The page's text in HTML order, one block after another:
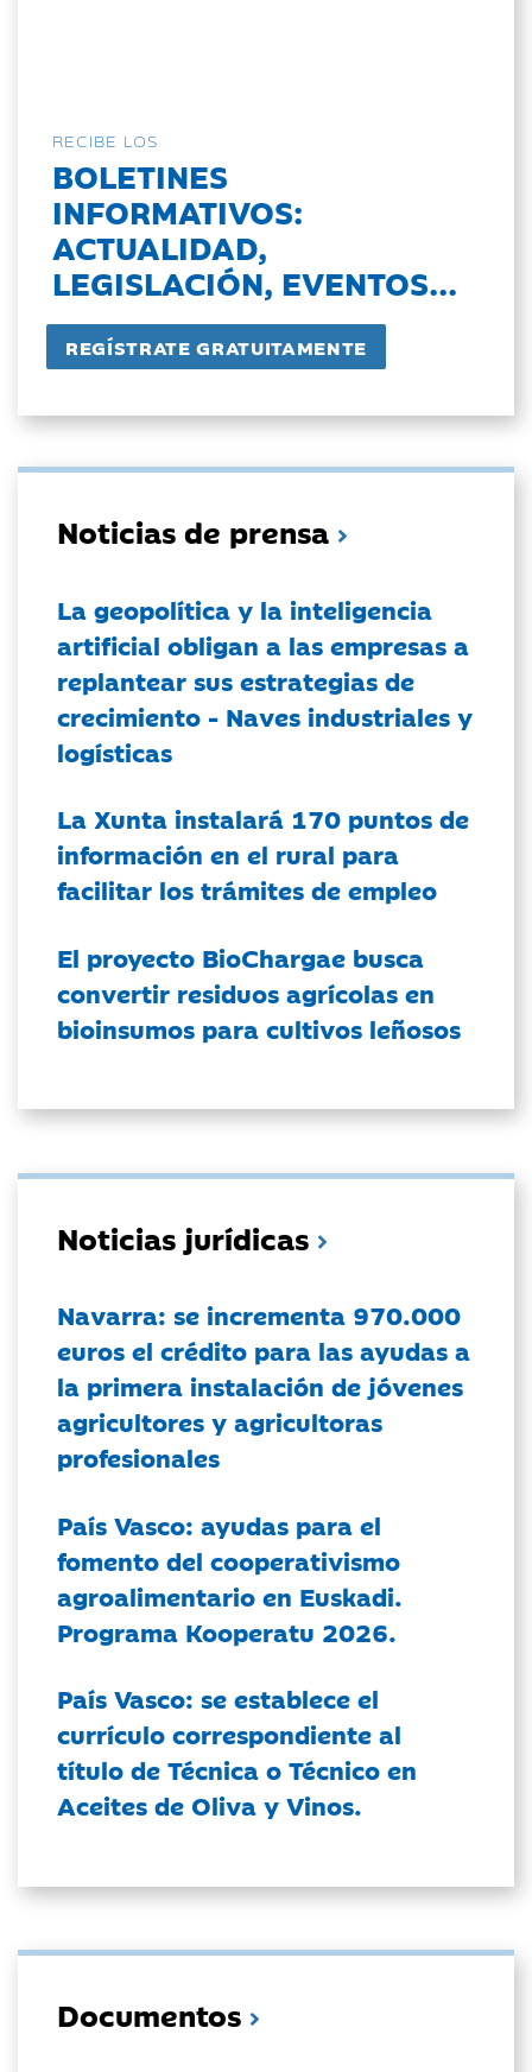
RECIBE LOS
BOLETINES
INFORMATIVOS:
ACTUALIDAD,
LEGISLACIÓN, EVENTOS...
Noticias de prensa
La geopolítica y la inteligencia
artificial obligan a las empresas a
replantear sus estrategias de
crecimiento - Naves industriales y
logísticas
La Xunta instalará 170 puntos de
información en el rural para
facilitar los trámites de empleo
El proyecto BioChargae busca
convertir residuos agrícolas en
bioinsumos para cultivos leñosos
Noticias jurídicas
Navarra: se incrementa 970.000
euros el crédito para las ayudas a
la primera instalación de jóvenes
agricultores y agricultoras
profesionales
País Vasco: ayudas para el
fomento del cooperativismo
agroalimentario en Euskadi.
Programa Kooperatu 2026.
País Vasco: se establece el
currículo correspondiente al
título de Técnica o Técnico en
Aceites de Oliva y Vinos.
Documentos